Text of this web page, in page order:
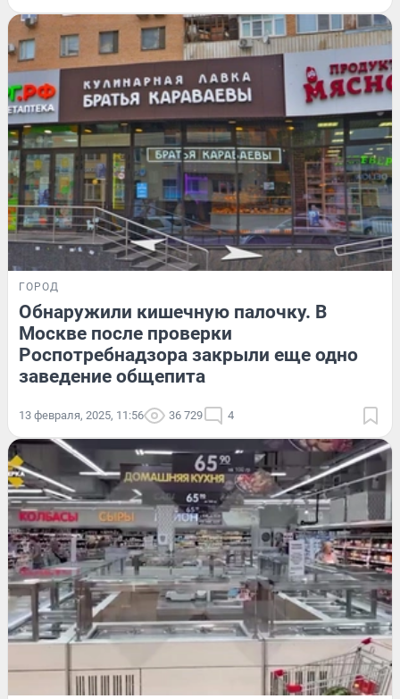
ГОРОД
Обнаружили кишечную палочку. В
Москве после проверки
Роспотребнадзора закрыли еще одно
заведение общепита
13 февраля, 2025, 11:56 36 729 4